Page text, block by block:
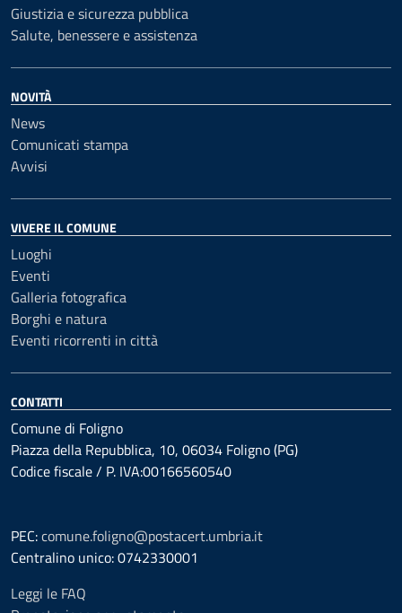
Giustizia e sicurezza pubblica
Salute, benessere e assistenza
NOVITÀ
News
Comunicati stampa
Avvisi
VIVERE IL COMUNE
Luoghi
Eventi
Galleria fotografica
Borghi e natura
Eventi ricorrenti in città
CONTATTI
Comune di Foligno
Piazza della Repubblica, 10, 06034 Foligno (PG)
Codice fiscale / P. IVA:00166560540
PEC:comune.foligno@postacert.umbria.it
Centralino unico: 0742330001
Leggi le FAQ